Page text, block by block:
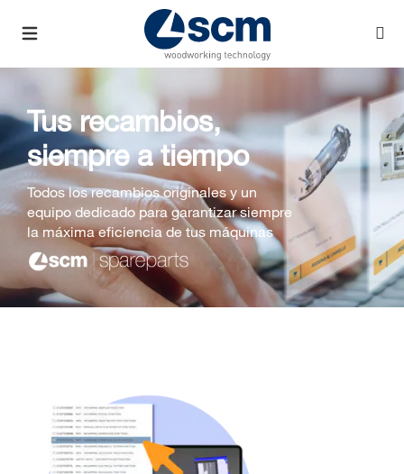
Tus recambios,
siempre a tiempo
Todos los recambios originales y un
equipo dedicado para garantizar siempre
la máxima eficiencia de tus máquinas